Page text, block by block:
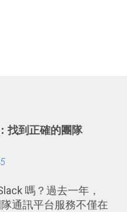
找到正確的團隊
嗎？過去一年，
通訊平台服務不僅在